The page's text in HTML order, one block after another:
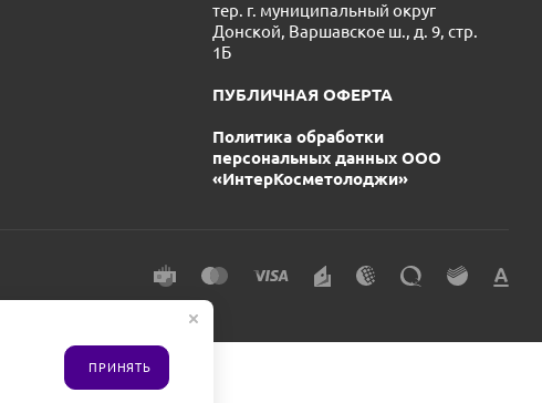
тер. г. муниципальный округ
Донской, Варшавское ш., д. 9, стр.
1Б
ПУБЛИЧНАЯ ОФЕРТА
Политика обработки
персональных данных ООО
«ИнтерКосметолоджи»
ПРИНЯТЬ